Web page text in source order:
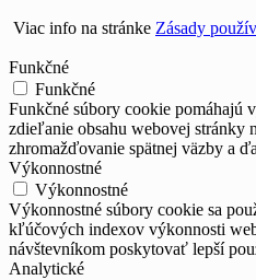
Viac info na stránke Zásady
Funkčné
Funkčné
Funkčné súbory cookie pomáhajú
zdieľanie obsahu webovej stránky
zhromažďovanie spätnej väzby a
Výkonnostné
Výkonnostné
Výkonnostné súbory cookie sa
kľúčových indexov výkonnosti
návštevníkom poskytovať lepší
Analytické